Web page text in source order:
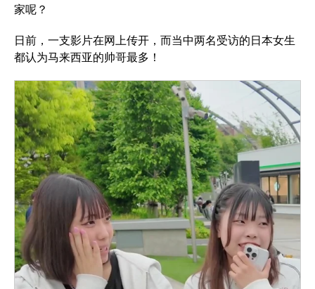
家呢？
日前，一支影片在网上传开，而当中两名受访的日本女生
都认为马来西亚的帅哥最多！